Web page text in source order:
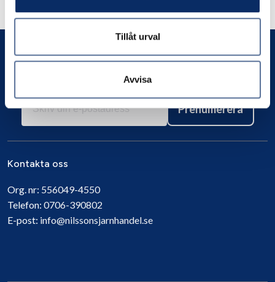
Tillåt urval
Avvisa
Andra har även tittat på
Prenumerera
Kontakta oss
Org. nr: 556049-4550
Telefon: 0706-390802
E-post: info@nilssonsjarnhandel.se